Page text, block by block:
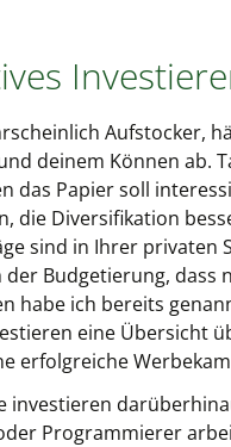
Aufstocker,
deinem Können ab.
das Papier soll
die Diversifikation
sind in Ihrer
Budgetierung,
habe ich bereits
eine Übersicht
erfolgreiche
investieren
Programmierer